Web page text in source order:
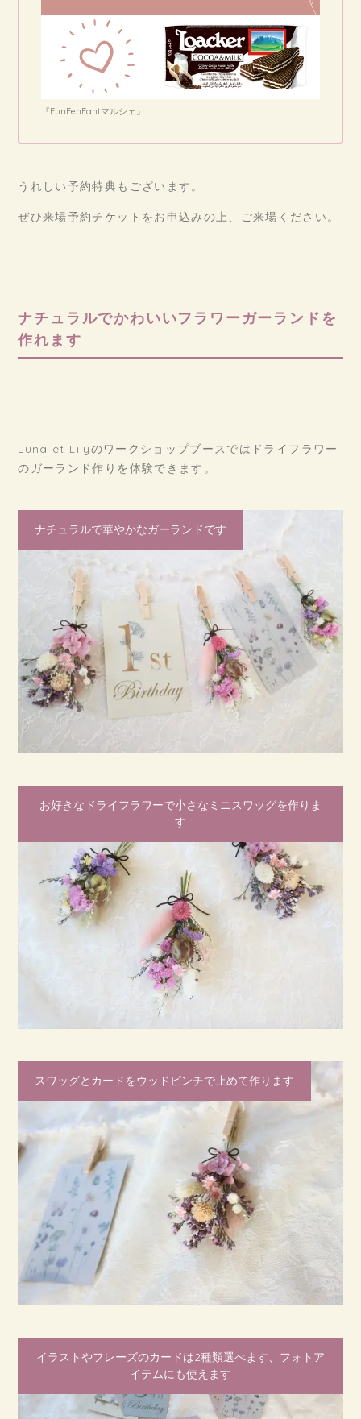
『FunFenFantマルシェ』
うれしい予約特典もございます。
ぜひ来場予約チケットをお申込みの上、ご来場ください。
ナチュラルでかわいいフラワーガーランドを
作れます
Luna et Lilyのワークショップブースではドライフラワー
のガーランド作りを体験できます。
ナチュラルで華やかなガーランドです
お好きなドライフラワーで小さなミニスワッグを作りま
す
スワッグとカードをウッドピンチで止めて作ります
イラストやフレーズのカードは2種類選べます、フォトア
イテムにも使えます